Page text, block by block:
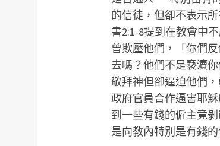
的信徒，但卻不表示
書2:1-8提到在教會中
曾欺壓他們，「你們
去嗎？他們不是褻瀆
敬拜神但卻逼迫他們
政府官員合作逼害耶
到一些有錢的僱主竟
是向教內特別是有錢